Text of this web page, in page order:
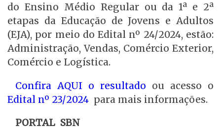
do Ensino Médio Regular ou da 1ª e 2ª
etapas da Educação de Jovens e Adultos
(EJA), por meio do Edital nº 24/2024, estão:
Administração, Vendas, Comércio Exterior,
Comércio e Logística.
Confira AQUI o resultado ou acesso o
Edital nº 23/2024 para mais informações.
PORTAL SBN